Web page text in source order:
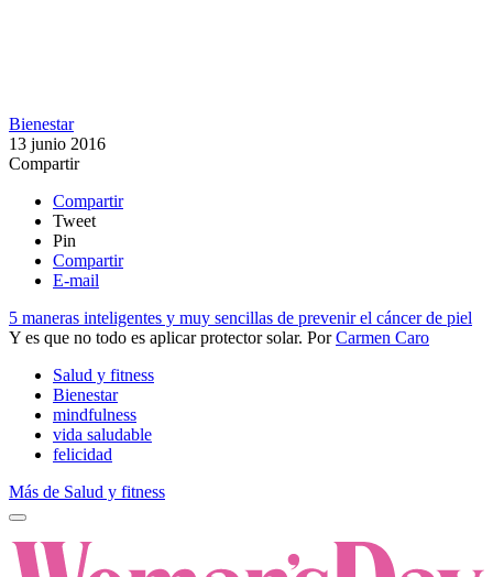
Bienestar
13 junio 2016
Compartir
Compartir
Tweet
Pin
Compartir
E-mail
5 maneras inteligentes y muy sencillas de prevenir el cáncer de piel
Y es que no todo es aplicar protector solar. PorCarmen Caro
Salud y fitness
Bienestar
mindfulness
vida saludable
felicidad
Más de Salud y fitness